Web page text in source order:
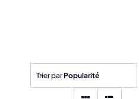
Trier parPopularité